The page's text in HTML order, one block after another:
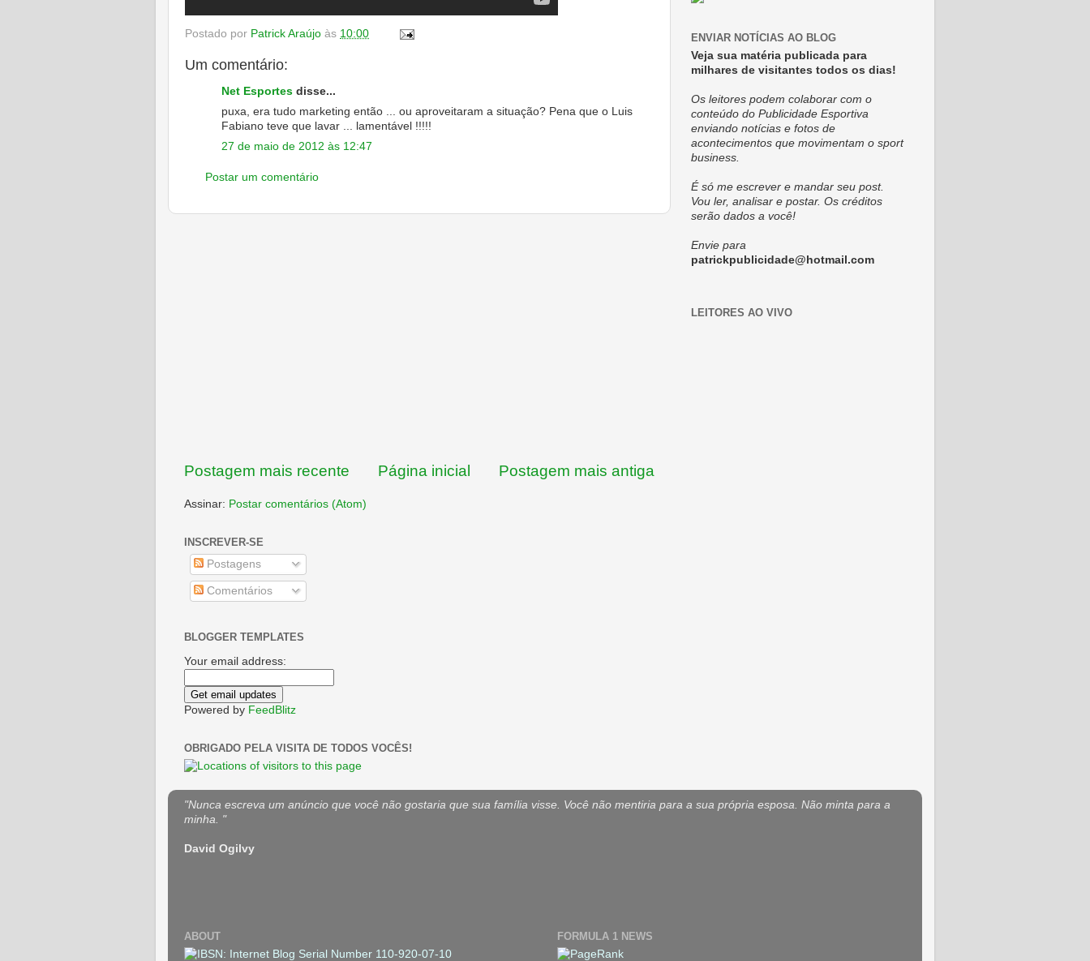
Postado por Patrick Araújo às 10:00
Um comentário:
Net Esportes disse...
puxa, era tudo marketing então ... ou aproveitaram a situação? Pena que o Luis
Fabiano teve que lavar ... lamentável !!!!!
27 de maio de 2012 às 12:47
Postar um comentário
Postagem mais recente Postagem mais antiga
Página inicial
Assinar: Postar comentários (Atom)
INSCREVER-SE
Postagens
Comentários
BLOGGER TEMPLATES
Your email address:
Powered by FeedBlitz
OBRIGADO PELA VISITA DE TODOS VOCÊS!
ENVIAR NOTÍCIAS AO BLOG
Veja sua matéria publicada para
milhares de visitantes todos os dias!
Os leitores podem colaborar com o
conteúdo do Publicidade Esportiva
enviando notícias e fotos de
acontecimentos que movimentam o sport
business.
É só me escrever e mandar seu post.
Vou ler, analisar e postar. Os créditos
serão dados a você!
Envie para
patrickpublicidade@hotmail.com
LEITORES AO VIVO
"Nunca escreva um anúncio que você não gostaria que sua família visse. Você não mentiria para a sua própria esposa. Não minta para a
minha. "
David Ogilvy
ABOUT FORMULA 1 NEWS